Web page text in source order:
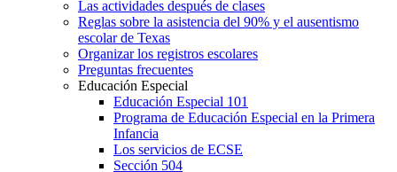
Las actividades después de clases
Reglas sobre la asistencia del 90% y el ausentismo
escolar de Texas
Organizar los registros escolares
Preguntas frecuentes
Educación Especial
Educación Especial 101
Programa de Educación Especial en la Primera
Infancia
Los servicios de ECSE
Sección 504